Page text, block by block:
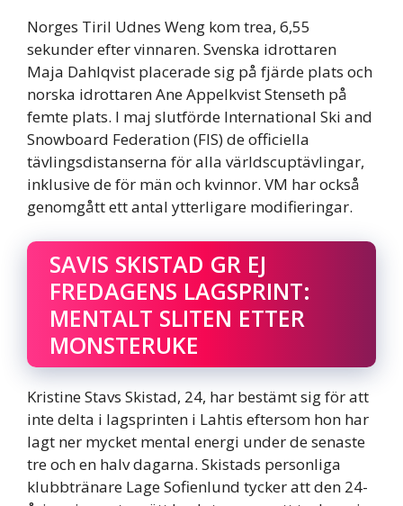
Norges Tiril Udnes Weng kom trea, 6,55
sekunder efter vinnaren. Svenska idrottaren
Maja Dahlqvist placerade sig på fjärde plats och
norska idrottaren Ane Appelkvist Stenseth på
femte plats. I maj slutförde International Ski and
Snowboard Federation (FIS) de officiella
tävlingsdistanserna för alla världscuptävlingar,
inklusive de för män och kvinnor. VM har också
genomgått ett antal ytterligare modifieringar.
SAVIS SKISTAD GR EJ
FREDAGENS LAGSPRINT:
MENTALT SLITEN ETTER
MONSTERUKE
Kristine Stavs Skistad, 24, har bestämt sig för att
inte delta i lagsprinten i Lahtis eftersom hon har
lagt ner mycket mental energi under de senaste
tre och en halv dagarna. Skistads personliga
klubbtränare Lage Sofienlund tycker att den 24-